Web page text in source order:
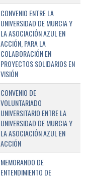
CONVENIO ENTRE LA
UNIVERSIDAD DE MURCIA Y
LA ASOCIACIÓN AZUL EN
ACCIÓN, PARA LA
COLABORACIÓN EN
PROYECTOS SOLIDARIOS EN
VISIÓN
CONVENIO DE
VOLUNTARIADO
UNIVERSITARIO ENTRE LA
UNIVERSIDAD DE MURCIA Y
LA ASOCIACIÓN AZUL EN
ACCIÓN
MEMORANDO DE
ENTENDIMIENTO DE